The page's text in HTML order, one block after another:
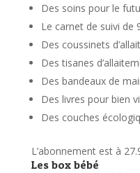
Des soins pour le
Le carnet de suivi de
Des coussinets
Des tisanes
Des bandeaux de
Des livres pour bien
Des couches
L’abonnement est à
Les box bébé